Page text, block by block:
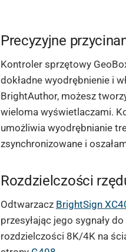
Precyzyjne
Kontroler sprzętowy
dokładne wyodrębnienie i
BrightAuthor, możesz
wieloma wyświetlaczami.
umożliwia wyodrębnianie
zsynchronizowane i
Rozdzielczości
Odtwarzacz BrightSign
przesyłając jego sygnały
rozdzielczości 8K/4K na